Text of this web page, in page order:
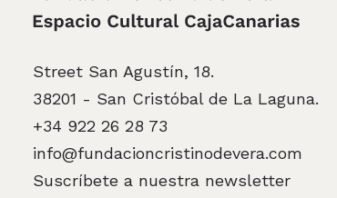
Street San Agustín, 18.
38201 - San Cristóbal de La Laguna.
+34 922 26 28 73
info@fundacioncristinodevera.com
Suscríbete a nuestra newsletter